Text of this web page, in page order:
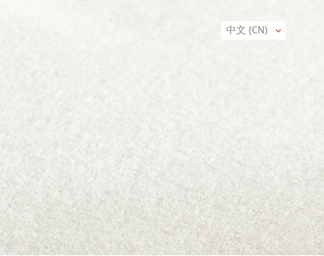
中文 (CN)